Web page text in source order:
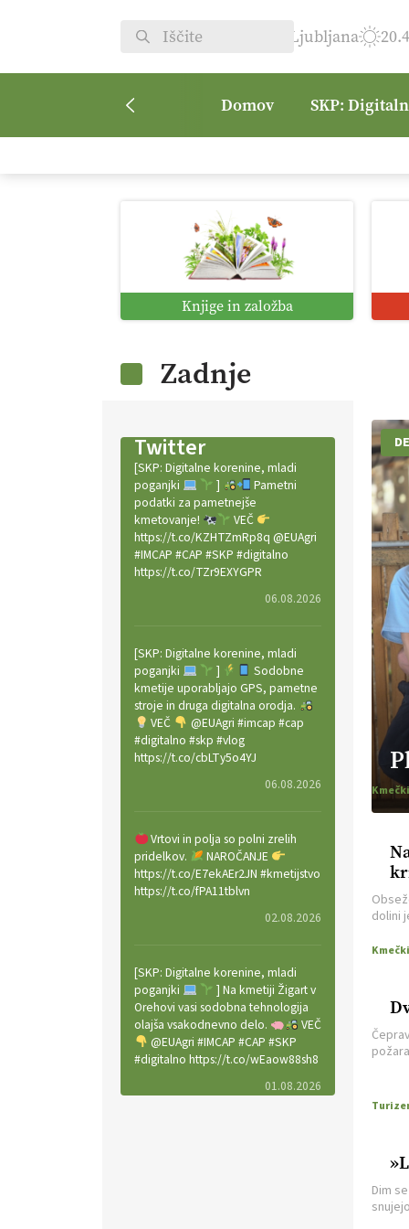
Ljubljana
Domov SKP:
Knjige in založba
Zadnje
Twitter
[SKP: Digitalne korenine, mladi
poganjki
]
Pametni
podatki za pametnejše
kmetovanje!
VEČ
https://t.co/KZHTZmRp8q @EUAgri
#IMCAP #CAP #SKP #digitalno
https://t.co/TZr9EXYGPR
06.08.2026
[SKP: Digitalne korenine, mladi
poganjki
]
Sodobne
kmetije uporabljajo GPS, pametne
stroje in druga digitalna orodja.
VEČ
@EUAgri #imcap #cap
#digitalno #skp #vlog
https://t.co/cbLTy5o4YJ
06.08.2026
Vrtovi in polja so polni zrelih
pridelkov.
NAROČANJE
https://t.co/E7ekAEr2JN #kmetijstvo
https://t.co/fPA11tblvn
02.08.2026
[SKP: Digitalne korenine, mladi
poganjki
] Na kmetiji Žigart v
Orehovi vasi sodobna tehnologija
olajša vsakodnevno delo.
VEČ
@EUAgri #IMCAP #CAP #SKP
#digitalno https://t.co/wEaow88sh8
01.08.2026
dolini
Dim